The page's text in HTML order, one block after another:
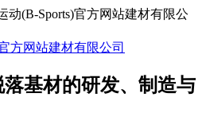
动(B-Sports)官方网站建材有限公
基材的研发、制造与